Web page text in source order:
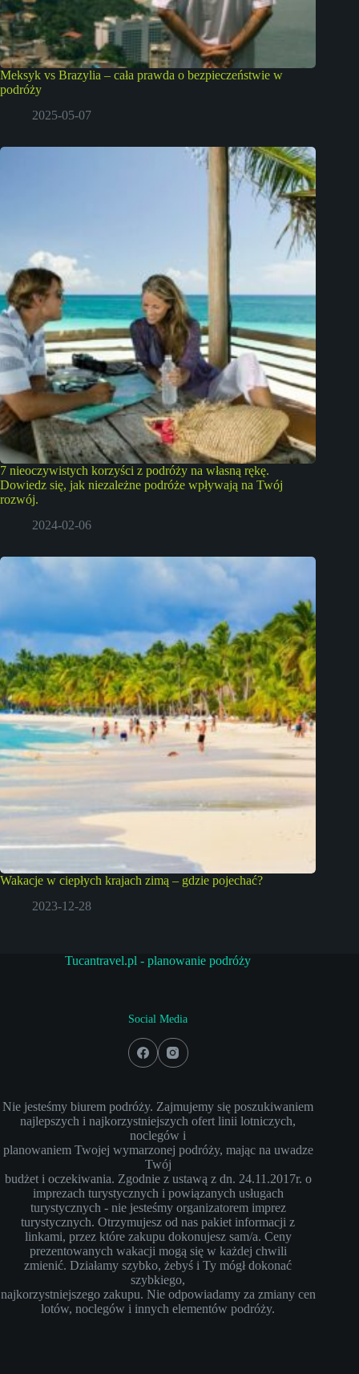
Meksyk vs Brazylia – cała prawda o bezpieczeństwie w
podróży
2025-05-07
7 nieoczywistych korzyści z podróży na własną rękę.
Dowiedz się, jak niezależne podróże wpływają na Twój
rozwój.
2024-02-06
Wakacje w ciepłych krajach zimą – gdzie pojechać?
2023-12-28
Tucantravel.pl - planowanie podróży
Social Media
Nie jesteśmy biurem podróży. Zajmujemy się poszukiwaniem
najlepszych i najkorzystniejszych ofert linii lotniczych,
noclegów i
planowaniem Twojej wymarzonej podróży, mając na uwadze
Twój
budżet i oczekiwania. Zgodnie z ustawą z dn. 24.11.2017r. o
imprezach turystycznych i powiązanych usługach
turystycznych - nie jesteśmy organizatorem imprez
turystycznych. Otrzymujesz od nas pakiet informacji z
linkami, przez które zakupu dokonujesz sam/a. Ceny
prezentowanych wakacji mogą się w każdej chwili
zmienić. Działamy szybko, żebyś i Ty mógł dokonać
szybkiego,
najkorzystniejszego zakupu. Nie odpowiadamy za zmiany cen
lotów, noclegów i innych elementów podróży.